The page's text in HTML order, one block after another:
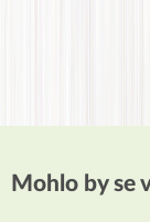
Mohlo by se